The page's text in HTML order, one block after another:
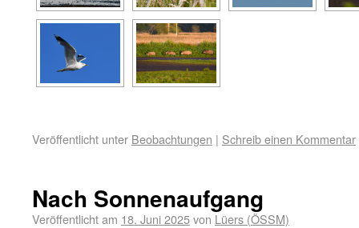
Veröffentlicht unter Beobachtungen | Schreib einen Kommentar
Nach Sonnenaufgang
Veröffentlicht am 18. Juni 2025von Lüers (ÖSSM)